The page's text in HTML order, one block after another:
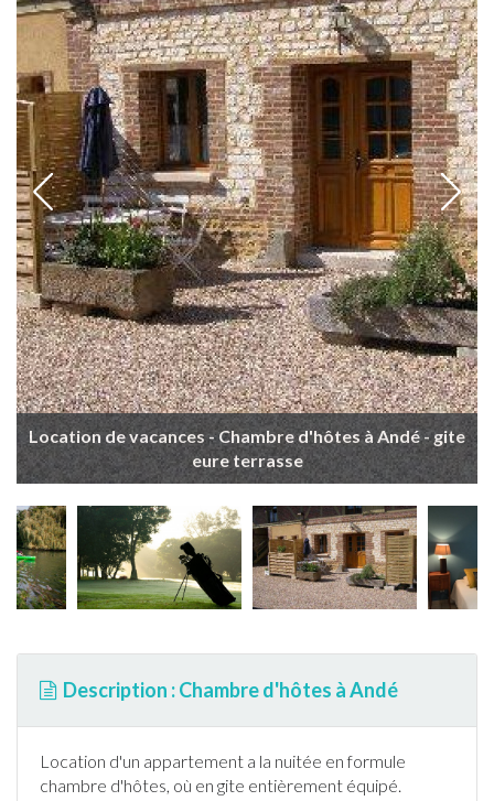
Location de vacances - Chambre d'hôtes à Andé - gite
eure terrasse
Description : Chambre d'hôtes à Andé
Location d'un appartement a la nuitée en formule
chambre d'hôtes, où en gite entièrement équipé.